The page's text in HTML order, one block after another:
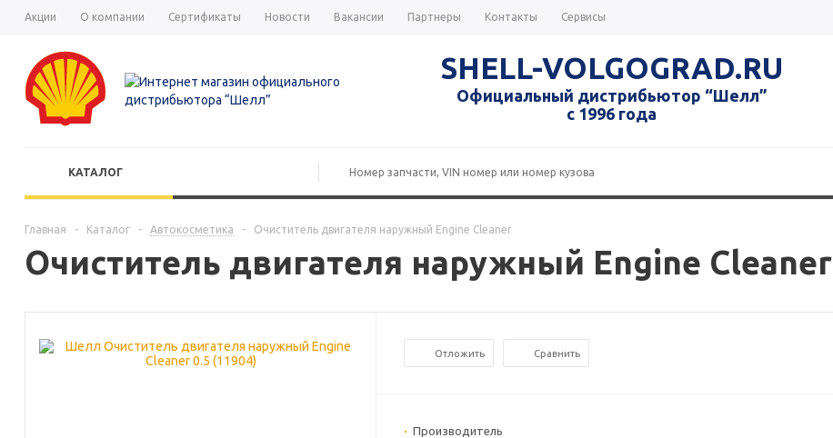
Акции О компании Сертификаты Новости Вакансии Партнеры Контакты Сервисы
SHELL-VOLGOGRAD.RU
Официальный дистрибьютор “Шелл”
с 1996 года
КАТАЛОГ
Главная - Каталог - Автокосметика - Очиститель двигателя наружный Engine Cleaner
Очиститель двигателя наружный Engine Cleaner
Отложить Сравнить
Производитель